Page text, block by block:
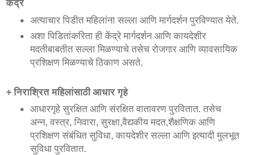
केंद्र
अत्याचार पिडीत महिलांना सल्ला आणि मार्गदर्शन पुरविण्यात येते.
अशा पिडितांकरिता ही केंद्रे मार्गदर्शन आणि कायदेशीर
मदतीबाबतीत सल्ला मिळण्याचे तसेच रोजगार आणि व्यावसायिक
प्रशिक्षण मिळण्याचे ठिकाण असते.
+ निराश्रित महिलांसाठी आधार गृहे
आधारगृहे सुरक्षित आणि संरक्षित वातावरण पुरवितात. तसेच
अन्न, वस्त्र, निवारा, सुरक्षा,वैद्यकीय मदत,शैक्षणिक आणि
प्रशिक्षण संबंधित सुविधा, कायदेशीर सल्ला आणि इत्यादी मुलभूत
सुविधा पुरवितात.